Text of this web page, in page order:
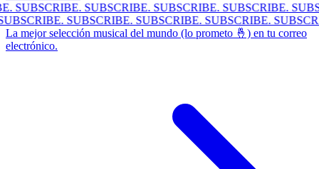
SUBSCRIBE.SUBSCRIBE.SUBSCRIBE.SUBSCRIBE.
SUBSCRIBE.SUBSCRIBE.SUBSCRIBE.SUBSCRIBE.
La mejor selección musical del mundo (lo prometo 🤞) en tu correo
electrónico.